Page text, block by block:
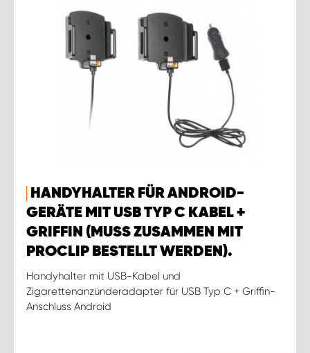
HANDYHALTER FÜR ANDROID-
GERÄTE MIT USB TYP C KABEL +
GRIFFIN (MUSS ZUSAMMEN MIT
PROCLIP BESTELLT WERDEN).
Handyhalter mit USB-Kabel und
Zigarettenanzünderadapter für USB Typ C + Griffin-
Anschluss Android